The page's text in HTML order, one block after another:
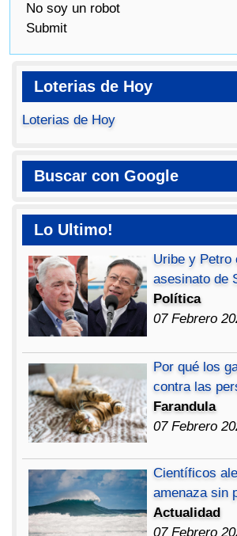
No soy un robot
Submit
Loterias de Hoy
Loterias de Hoy
Buscar con Google
Lo Ultimo!
Uribe y Petro
asesinato de
Política
07 Febrero
Por qué los
contra las
Farandula
07 Febrero
Científicos
amenaza sin
Actualidad
07 Febrero